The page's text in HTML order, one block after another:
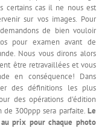
certains cas il ne nous est
sur vos images. Pour
de bien vouloir
pour examen avant de
Nous vous dirons alors
être retravaillées et vous
en conséquence! Dans
des définitions les plus
des opérations d'édition
de 300ppp sera parfaite. Le
prix pour chaque photo